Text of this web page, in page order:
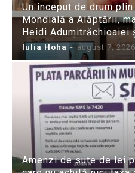
Un început de drum
Mondială a Alăptării,
Heidi Adumitrăchioaiei
Iulia Hoha - august 7, 2026
Amenzi de sute de lei